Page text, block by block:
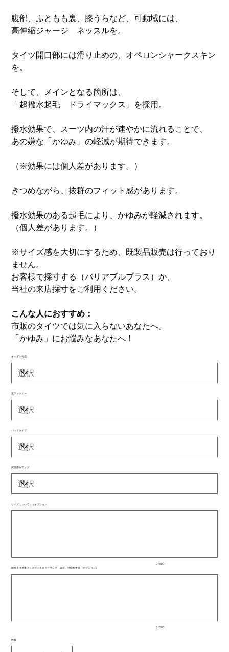
腹部、ふともも裏、膝うらなど、可動域には、
高伸縮ジャージ ネッスルを。
タイツ開口部には滑り止めの、オペロンシャークスキン
を。
そして、メインとなる箇所は、
「超撥水起毛 ドライマックス」を採用。
撥水効果で、スーツ内の汗が速やかに流れることで、
あの嫌な「かゆみ」の軽減が期待できます。
（※効果には個人差があります。）
きつめながら、抜群のフィット感があります。
撥水効果のある起毛により、かゆみが軽減されます。
（個人差があります。）
※サイズ感を大切にするため、既製品販売は行っており
ません。
お客様で採寸する（バリアブルプラス）か、
当社の来店採寸をご利用ください。
こんな人におすすめ：
市販のタイツでは気に入らないあなたへ。
「かゆみ」にお悩みなあなたへ！
オーダー方式
足ファスナー
パッドタイプ
尻部厚みアップ
サイズについて：（オプション）
入
0 / 500
製造上注意事項：ステッチカラーリング、ロゴ、仕様変更等（オプション）
入
き
0 / 500
数量